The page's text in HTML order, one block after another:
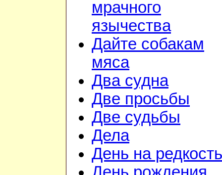
мрачного
язычества
Дайте собакам
мяса
Два судна
Две просьбы
Две судьбы
Дела
День на редкость